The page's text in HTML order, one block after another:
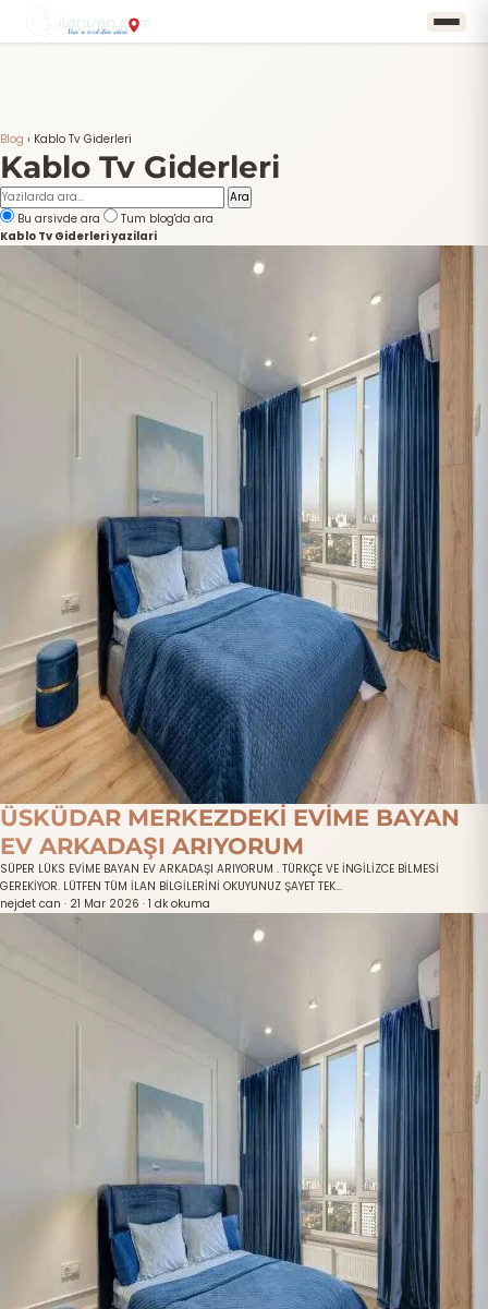
Blog › Kablo Tv Giderleri
Kablo Tv Giderleri
Ara
Bu arsivde ara
Tum blog'da ara
Kablo Tv Giderleri yazilari
ÜSKÜDAR MERKEZDEKİ EVİME BAYAN
EV ARKADAŞI ARIYORUM
SÜPER LÜKS EVİME BAYAN EV ARKADAŞI ARIYORUM . TÜRKÇE VE İNGİLİZCE BİLMESİ
GEREKİYOR. LÜTFEN TÜM İLAN BİLGİLERİNİ OKUYUNUZ ŞAYET TEK...
nejdet can · 21 Mar 2026 · 1 dk okuma